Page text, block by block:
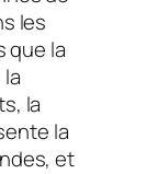
les
que la
la
la
et